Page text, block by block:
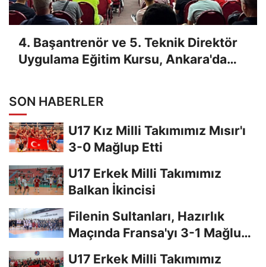
4. Başantrenör ve 5. Teknik Direktör
Uygulama Eğitim Kursu, Ankara'da
SON HABERLER
U17 Kız Milli Takımımız Mısır'ı
3-0 Mağlup Etti
U17 Erkek Milli Takımımız
Balkan İkincisi
Filenin Sultanları, Hazırlık
Maçında Fransa'yı 3-1 Mağlup
U17 Erkek Milli Takımımız